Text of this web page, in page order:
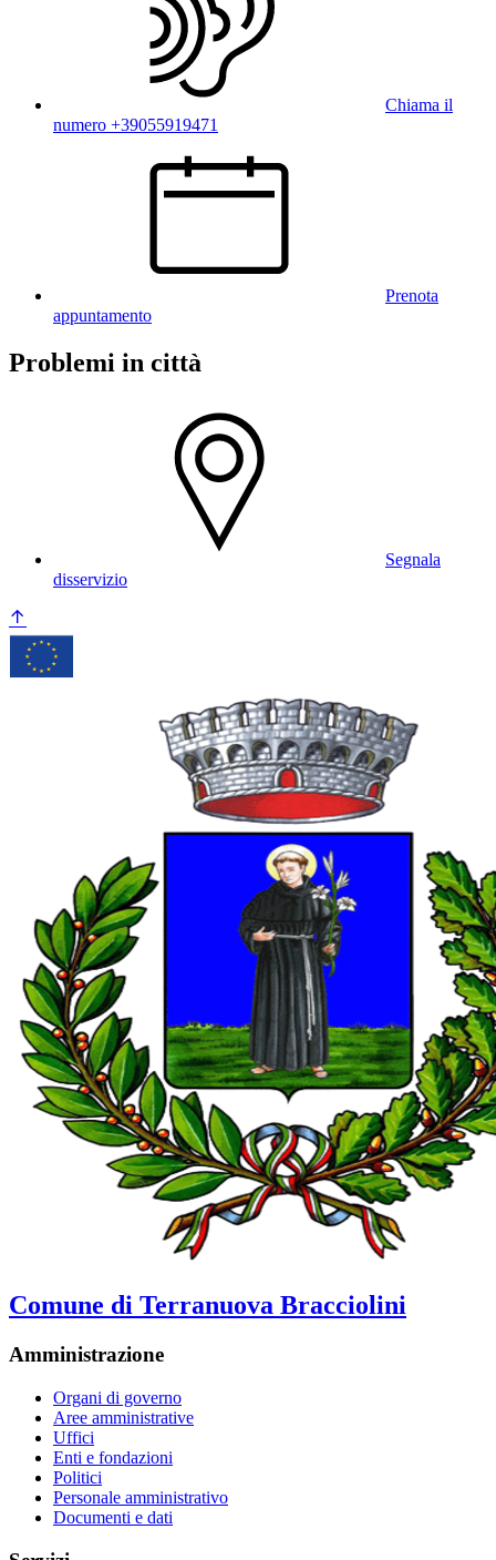
Chiama il
numero +39055919471
Prenota
appuntamento
Problemi in città
Segnala
disservizio
Comune di Terranuova Bracciolini
Amministrazione
Organi di governo
Aree amministrative
Uffici
Enti e fondazioni
Politici
Personale amministrativo
Documenti e dati